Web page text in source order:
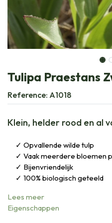
Tulipa Praestans
Reference: A1018
Klein, helder rood en al
Opvallende wilde tulp
Vaak meerdere bloemen
Bijenvriendelijk
100% biologisch geteeld
Lees meer
Eigenschappen